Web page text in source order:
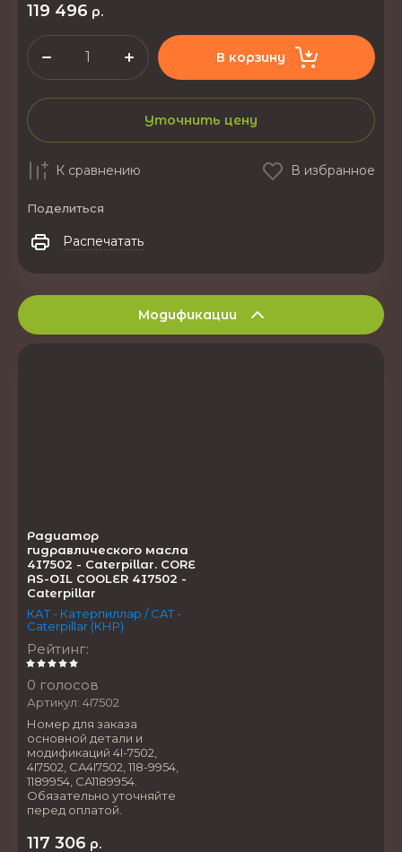
119 496 р.
В корзину
Уточнить цену
К сравнению В избранное
Поделиться
Распечатать
Модификации
Радиатор
гидравлического масла
4I7502 - Caterpillar. CORE
AS-OIL COOLER 4I7502 -
Caterpillar
КАТ - Катерпиллар / CAT -
Caterpillar (КНР)
Рейтинг:
0 голосов
Артикул: 4I7502
Номер для заказа
основной детали и
модификаций 4I-7502,
4I7502, CA4I7502, 118-9954,
1189954, CA1189954.
Обязательно уточняйте
перед оплатой.
117 306 р.